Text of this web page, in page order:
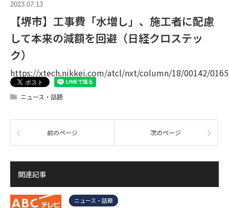
2023.07.13
【堺市】工事費「水増し」、施工者に配慮
して本来の減額を回避（日経クロステッ
ク）
https://xtech.nikkei.com/atcl/nxt/column/18/00142/
ニュース・話題
前のページ 次のページ
関連記事
ニュース・話題